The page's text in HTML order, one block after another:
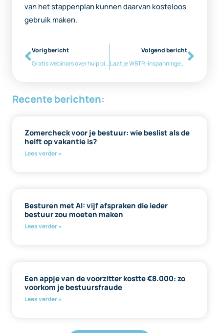
van het stappenplan kunnen daarvan kosteloos
gebruik maken.
Vorig bericht
Gratis webinars over hulp bij doorvoeren WBTR
Volgend bericht
Laat je WBTR-inspanningen zien
Recente berichten:
Zomercheck voor je bestuur: wie beslist als de
helft op vakantie is?
Lees verder »
Besturen met AI: vijf afspraken die ieder
bestuur zou moeten maken
Lees verder »
Een appje van de voorzitter kostte €8.000: zo
voorkom je bestuursfraude
Lees verder »